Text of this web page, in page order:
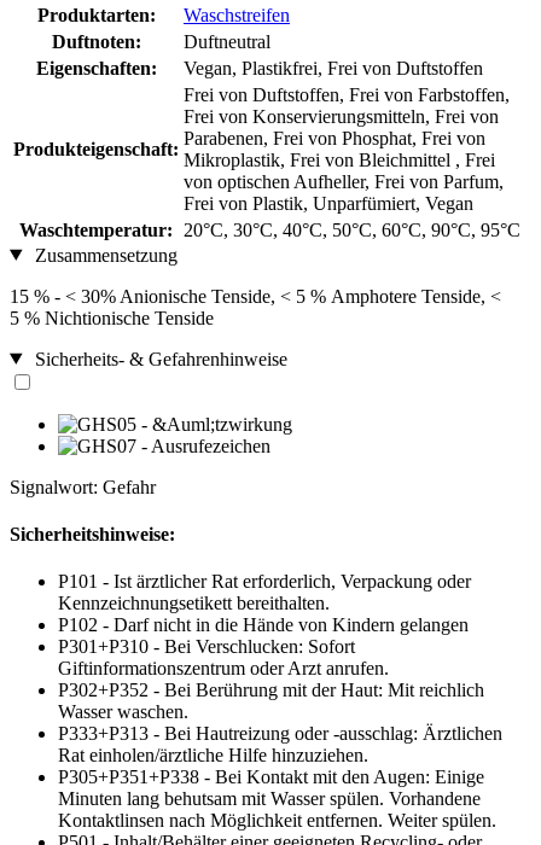
Produktarten:
Waschstreifen
Duftnoten:
Duftneutral
Eigenschaften:
Vegan, Plastikfrei, Frei von Duftstoffen
Produkteigenschaft:
Frei von Duftstoffen, Frei von Farbstoffen,
Frei von Konservierungsmitteln, Frei von
Parabenen, Frei von Phosphat, Frei von
Mikroplastik, Frei von Bleichmittel , Frei
von optischen Aufheller, Frei von Parfum,
Frei von Plastik, Unparfümiert, Vegan
Waschtemperatur:
20°C, 30°C, 40°C, 50°C, 60°C, 90°C, 95°C
Zusammensetzung
15 % - < 30% Anionische Tenside, < 5 % Amphotere Tenside, <
5 % Nichtionische Tenside
Sicherheits- & Gefahrenhinweise
Signalwort: Gefahr
Sicherheitshinweise:
P101 - Ist ärztlicher Rat erforderlich, Verpackung oder
Kennzeichnungsetikett bereithalten.
P102 - Darf nicht in die Hände von Kindern gelangen
P301+P310 - Bei Verschlucken: Sofort
Giftinformationszentrum oder Arzt anrufen.
P302+P352 - Bei Berührung mit der Haut: Mit reichlich
Wasser waschen.
P333+P313 - Bei Hautreizung oder -ausschlag: Ärztlichen
Rat einholen/ärztliche Hilfe hinzuziehen.
P305+P351+P338 - Bei Kontakt mit den Augen: Einige
Minuten lang behutsam mit Wasser spülen. Vorhandene
Kontaktlinsen nach Möglichkeit entfernen. Weiter spülen.